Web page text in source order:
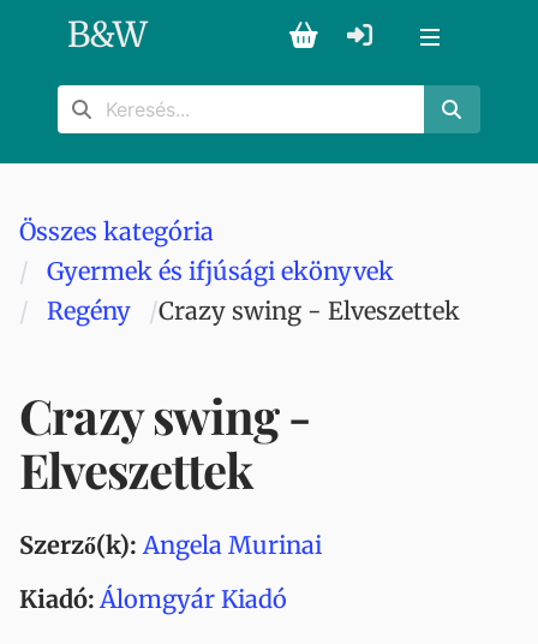
B&W
Összes kategória
Gyermek és ifjúsági ekönyvek
Regény
Crazy swing - Elveszettek
Crazy swing -
Elveszettek
Szerző(k): Angela Murinai
Kiadó: Álomgyár Kiadó